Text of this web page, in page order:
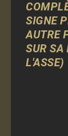
SIGNE
AUTRE
SUR SA
L'ASSE)